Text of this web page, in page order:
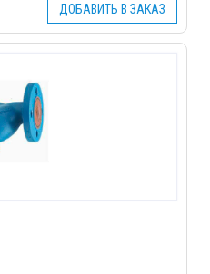
ДОБАВИТЬ В ЗАКАЗ